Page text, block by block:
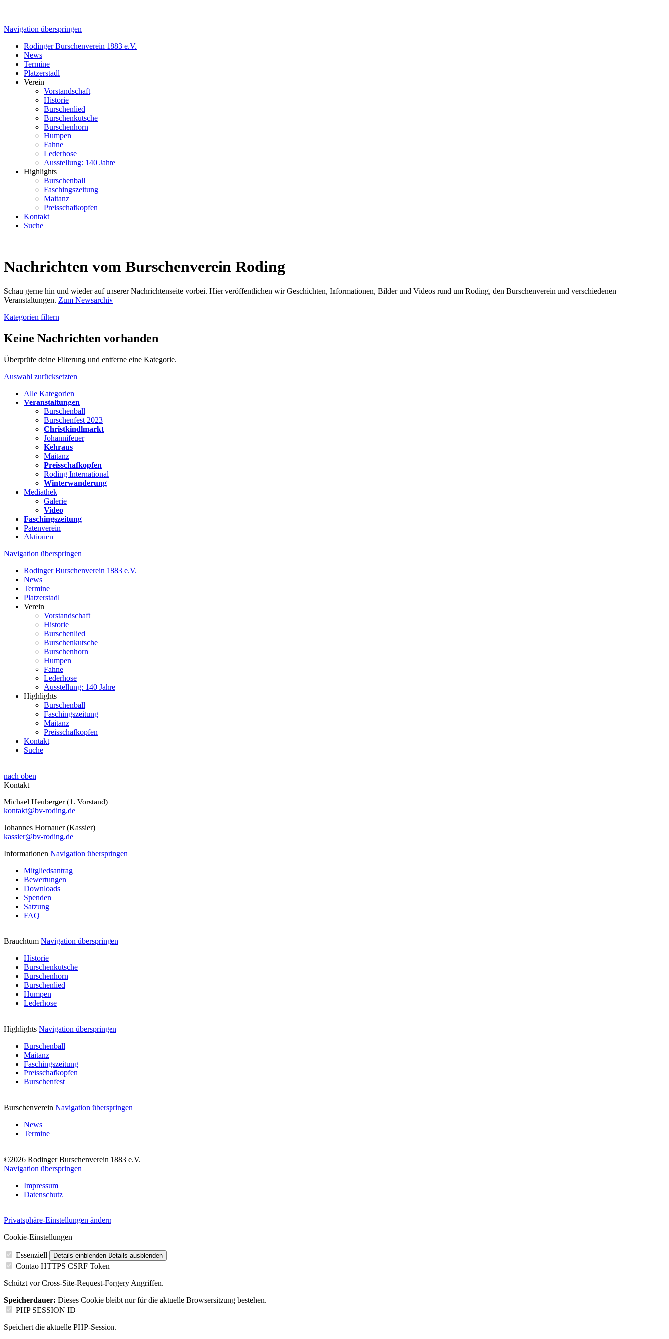
Navigation überspringen
Rodinger Burschenverein 1883 e.V.
News
Termine
Platzerstadl
Verein
Vorstandschaft
Historie
Burschenlied
Burschenkutsche
Burschenhorn
Humpen
Fahne
Lederhose
Ausstellung: 140 Jahre
Highlights
Burschenball
Faschingszeitung
Maitanz
Preisschafkopfen
Kontakt
Suche
Nachrichten vom Burschenverein Roding
Schau gerne hin und wieder auf unserer Nachrichtenseite vorbei. Hier veröffentlichen wir Geschichten, Informationen, Bilder und Videos rund um Roding, den Burschenverein und verschiedenen
Veranstaltungen. Zum Newsarchiv
Kategorien filtern
Keine Nachrichten vorhanden
Überprüfe deine Filterung und entferne eine Kategorie.
Auswahl zurücksetzten
Alle Kategorien
Veranstaltungen
Burschenball
Burschenfest 2023
Christkindlmarkt
Johannifeuer
Kehraus
Maitanz
Preisschafkopfen
Roding International
Winterwanderung
Mediathek
Galerie
Video
Faschingszeitung
Patenverein
Aktionen
Navigation überspringen
Rodinger Burschenverein 1883 e.V.
News
Termine
Platzerstadl
Verein
Vorstandschaft
Historie
Burschenlied
Burschenkutsche
Burschenhorn
Humpen
Fahne
Lederhose
Ausstellung: 140 Jahre
Highlights
Burschenball
Faschingszeitung
Maitanz
Preisschafkopfen
Kontakt
Suche
nach oben
Kontakt
Michael Heuberger (1. Vorstand)
kontakt@bv-roding.de
Johannes Hornauer (Kassier)
kassier@bv-roding.de
Informationen Navigation überspringen
Mitgliedsantrag
Bewertungen
Downloads
Spenden
Satzung
FAQ
Brauchtum Navigation überspringen
Historie
Burschenkutsche
Burschenhorn
Burschenlied
Humpen
Lederhose
Highlights Navigation überspringen
Burschenball
Maitanz
Faschingszeitung
Preisschafkopfen
Burschenfest
Burschenverein Navigation überspringen
News
Termine
©2026 Rodinger Burschenverein 1883 e.V.
Navigation überspringen
Impressum
Datenschutz
Privatsphäre-Einstellungen ändern
Cookie-Einstellungen
Essenziell Details einblenden Details ausblenden
Contao HTTPS CSRF Token
Schützt vor Cross-Site-Request-Forgery Angriffen.
Speicherdauer: Dieses Cookie bleibt nur für die aktuelle Browsersitzung bestehen.
PHP SESSION ID
Speichert die aktuelle PHP-Session.